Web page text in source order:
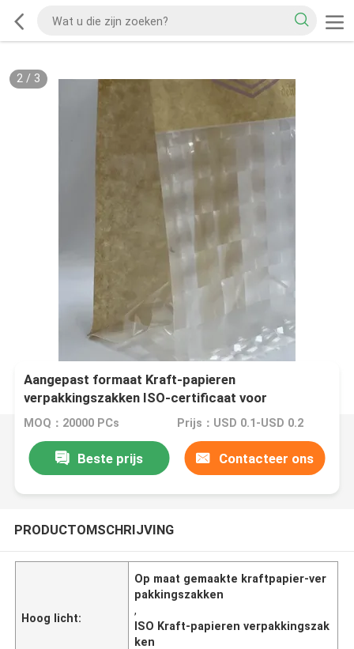
2/ 3
Aangepast formaat Kraft-papieren
verpakkingszakken ISO-certificaat voor
broodbakkerij
MOQ：20000 PCs Prijs：USD 0.1-USD 0.2
Beste prijs Contacteer ons
PRODUCTOMSCHRIJVING
Hoog licht:
Op maat gemaakte kraftpapier-ver
pakkingszakken
,
ISO Kraft-papieren verpakkingszak
ken